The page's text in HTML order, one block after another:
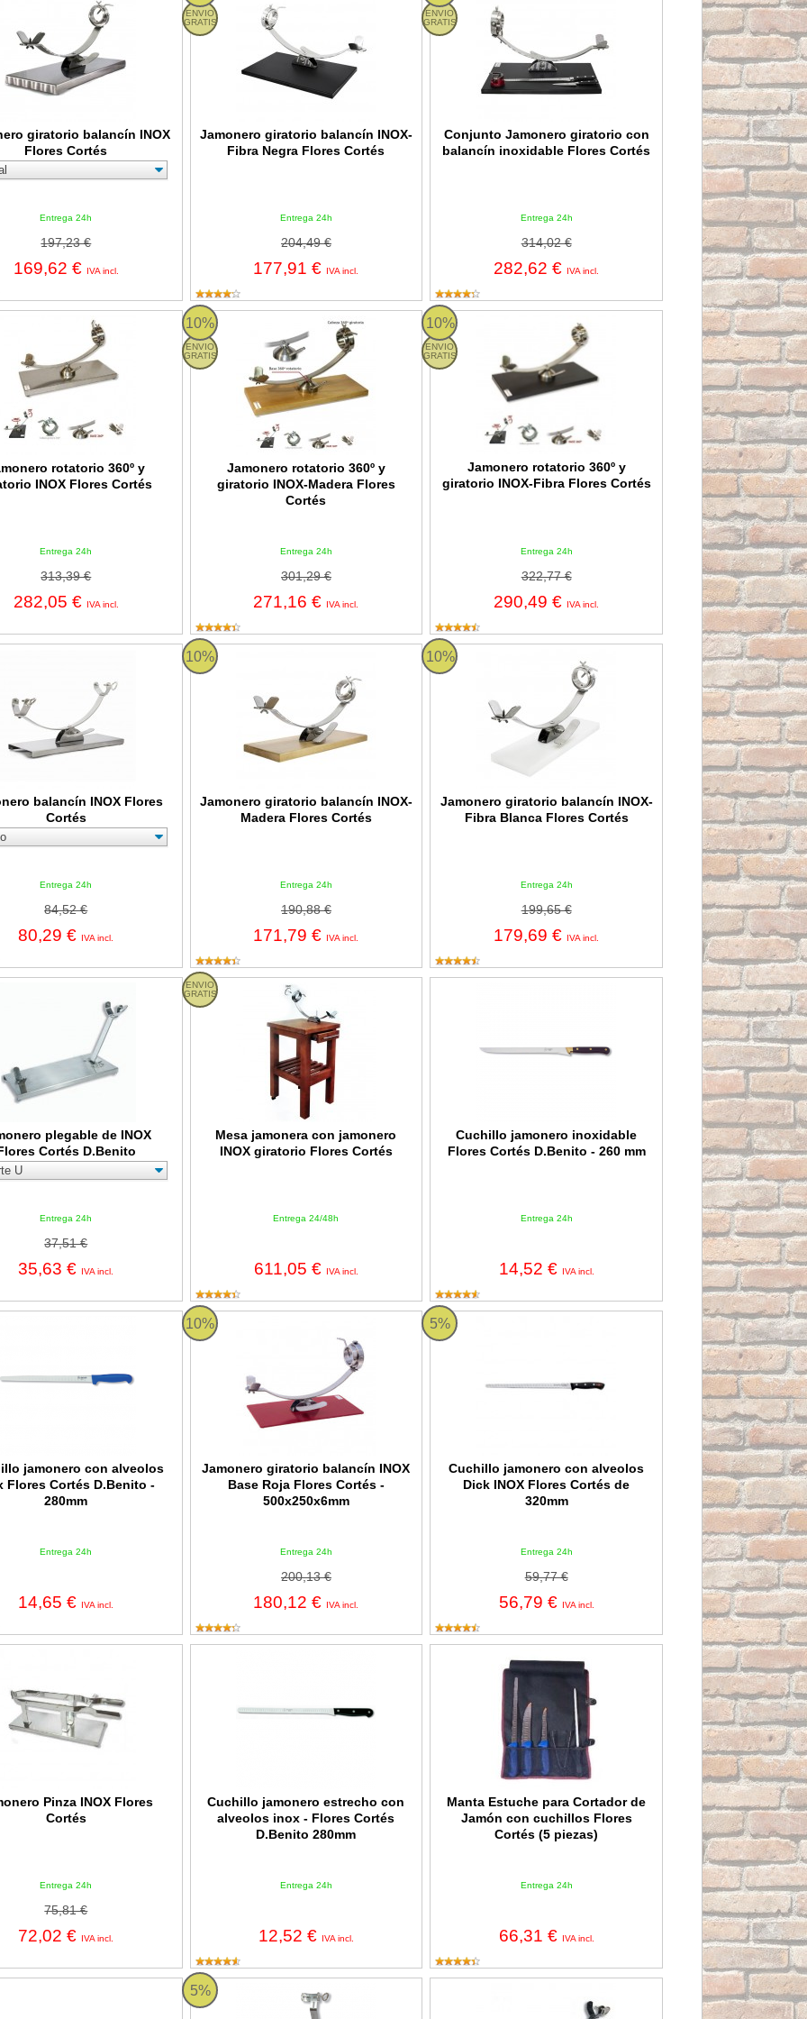
giratorio balancín INOX
Flores Cortés
Entrega 24h
197,23 €
169,62 € IVA incl.
ENVIO
GRATIS
Jamonero giratorio balancín INOX-
Fibra Negra Flores Cortés
Entrega 24h
204,49 €
177,91 € IVA incl.
ENVIO
GRATIS
Conjunto Jamonero giratorio con
balancín inoxidable Flores Cortés
Entrega 24h
314,02 €
282,62 € IVA incl.
rotatorio 360º y
INOX Flores Cortés
Entrega 24h
313,39 €
282,05 € IVA incl.
rotatorio 360º y giratorio INOX Flores Cortés
10%
ENVIO
GRATIS
Jamonero rotatorio 360º y
giratorio INOX-Madera Flores
Cortés
Entrega 24h
301,29 €
271,16 € IVA incl.
Jamonero rotatorio 360º y giratorio INOX-Madera Flores Cortés
10%
ENVIO
GRATIS
Jamonero rotatorio 360º y
giratorio INOX-Fibra Flores Cortés
Entrega 24h
322,77 €
290,49 € IVA incl.
Jamonero rotatorio 360º y giratorio INOX-Fibra Flores Cortés
balancín INOX Flores
Cortés
Entrega 24h
84,52 €
80,29 € IVA incl.
balancín INOX Flores Cortés10%
Jamonero giratorio balancín INOX-
Madera Flores Cortés
Entrega 24h
190,88 €
171,79 € IVA incl.
Jamonero giratorio balancín INOX-Madera Flores Cortés
10%
Jamonero giratorio balancín INOX-
Fibra Blanca Flores Cortés
Entrega 24h
199,65 €
179,69 € IVA incl.
Jamonero giratorio balancín INOX-Fibra Blanca Flores Cortés
plegable de INOX
Cortés D.Benito
Entrega 24h
37,51 €
35,63 € IVA incl.
plegable de INOX Flores Cortés D.Benito
ENVIO
GRATIS
Mesa jamonera con jamonero
INOX giratorio Flores Cortés
Entrega 24/48h
611,05 € IVA incl.
Mesa jamonera con jamonero INOX giratorio Flores Cortés
Cuchillo jamonero inoxidable
Flores Cortés D.Benito - 260 mm
Entrega 24h
14,52 € IVA incl.
Cuchillo jamonero inoxidable Flores Cortés D.Benito - 260 mm
jamonero con alveolos
Flores Cortés D.Benito -
280mm
Entrega 24h
14,65 € IVA incl.
jamonero con alveolos inox Flores Cortés D.Benito - 280mm
10%
Jamonero giratorio balancín INOX
Base Roja Flores Cortés -
500x250x6mm
Entrega 24h
200,13 €
180,12 € IVA incl.
Jamonero giratorio balancín INOX Base Roja Flores Cortés - 500x250x6mm
5%
Cuchillo jamonero con alveolos
Dick INOX Flores Cortés de
320mm
Entrega 24h
59,77 €
56,79 € IVA incl.
Cuchillo jamonero con alveolos Dick INOX Flores Cortés de
Pinza INOX Flores
Cortés
Entrega 24h
75,81 €
72,02 € IVA incl.
Pinza INOX Flores Cortés
Cuchillo jamonero estrecho con
alveolos inox - Flores Cortés
D.Benito 280mm
Entrega 24h
12,52 € IVA incl.
Manta Estuche para Cortador de
Jamón con cuchillos Flores
Cortés (5 piezas)
Entrega 24h
66,31 € IVA incl.
Manta Estuche para Cortador de Jamón con cuchillos Flores
mango recto Flores Cortés con hoja de INOX de 150mm
5%
Jamonero vertical con corredera INOX Flores CortésJamonero plegable de madera Flores Cortés D.Benito